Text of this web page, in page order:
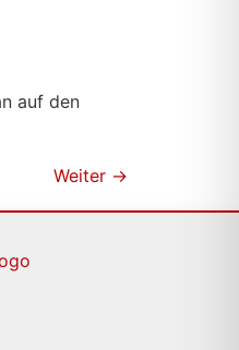
auf den
Weiter →